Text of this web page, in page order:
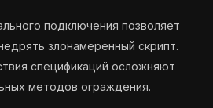
подключения позволяет
злонамеренный скрипт.
спецификаций осложняют
методов ограждения.